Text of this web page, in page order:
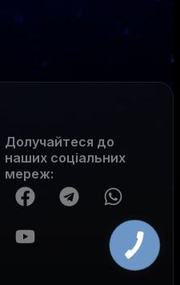
Долучайтеся до
наших соціальних
мереж: